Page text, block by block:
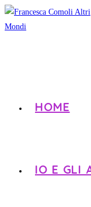
HOME
IO E GLI